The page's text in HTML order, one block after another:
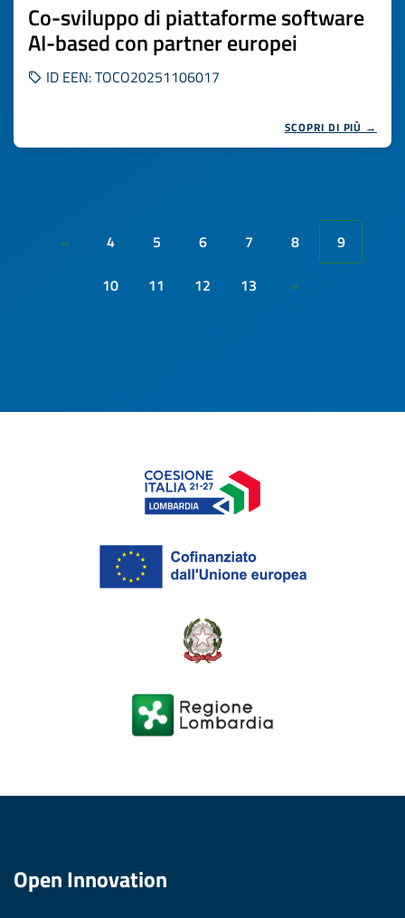
Co-sviluppo di piattaforme software
AI-based con partner europei
ID EEN: TOCO20251106017
SCOPRI DI PIÙ →
« 4 5 6 7 8
9
10
11 12 13 »
Open Innovation